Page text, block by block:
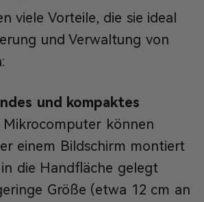
viele Vorteile, die sie ideal
und Verwaltung von
und kompaktes
Mikrocomputer können
einem Bildschirm montiert
die Handfläche gelegt
Größe (etwa 12 cm an